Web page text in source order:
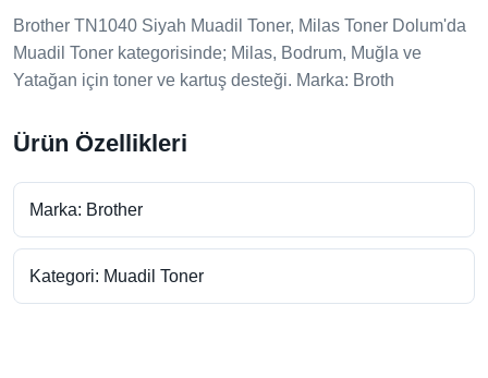
Brother TN1040 Siyah Muadil Toner, Milas Toner Dolum'da
Muadil Toner kategorisinde; Milas, Bodrum, Muğla ve
Yatağan için toner ve kartuş desteği. Marka: Broth
Ürün Özellikleri
Marka: Brother
Kategori: Muadil Toner